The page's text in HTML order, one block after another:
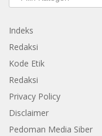
Indeks
Redaksi
Kode Etik
Redaksi
Privacy Policy
Disclaimer
Pedoman Media Siber